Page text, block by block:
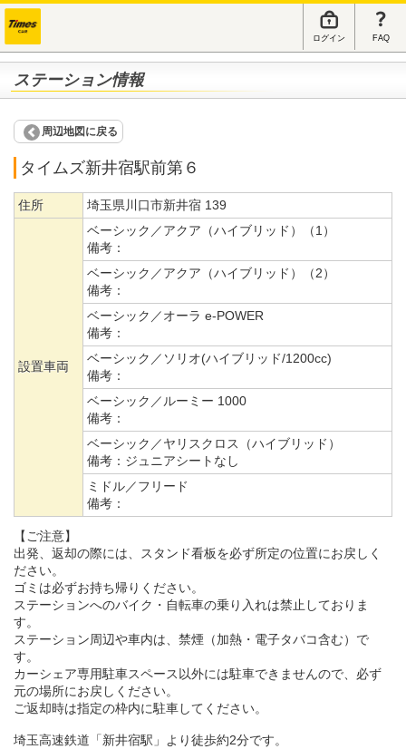
ログイン FAQ
ステーション情報
周辺地図に戻る
タイムズ新井宿駅前第６
住所 埼玉県川口市新井宿 139
設置車両
ベーシック／アクア（ハイブリッド）（1）
備考：
ベーシック／アクア（ハイブリッド）（2）
備考：
ベーシック／オーラ e-POWER
備考：
ベーシック／ソリオ(ハイブリッド/1200cc)
備考：
ベーシック／ルーミー 1000
備考：
ベーシック／ヤリスクロス（ハイブリッド）
備考： ジュニアシートなし
ミドル／フリード
備考：
【ご注意】
出発、返却の際には、スタンド看板を必ず所定の位置にお戻しく
ださい。
ゴミは必ずお持ち帰りください。
ステーションへのバイク・自転車の乗り入れは禁止しておりま
す。
ステーション周辺や車内は、禁煙（加熱・電子タバコ含む）で
す。
カーシェア専用駐車スペース以外には駐車できませんので、必ず
元の場所にお戻しください。
ご返却時は指定の枠内に駐車してください。
埼玉高速鉄道「新井宿駅」より徒歩約2分です。